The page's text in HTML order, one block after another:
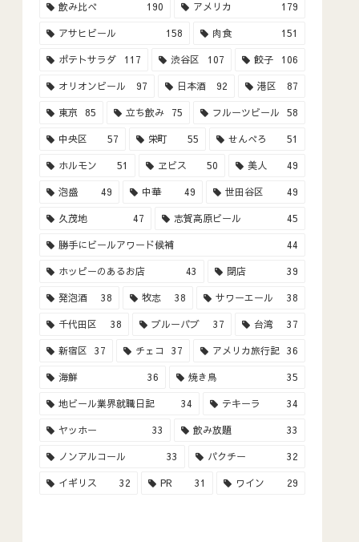
飲み比べ 190 アメリカ 179
アサヒビール 158 肉食 151
ポテトサラダ 117 渋谷区 107 餃子 106
オリオンビール 97 日本酒 92 港区 87
東京 85 立ち飲み 75 フルーツビール 58
中央区 57 栄町 55 せんべろ 51
ホルモン 51 ヱビス 50 美人 49
泡盛 49 中華 49 世田谷区 49
久茂地 47 志賀高原ビール 45
勝手にビールアワード候補 44
ホッピーのあるお店 43 閉店 39
発泡酒 38 牧志 38 サワーエール 38
千代田区 38 ブルーパブ 37 台湾 37
新宿区 37 チェコ 37 アメリカ旅行記 36
海鮮 36 焼き鳥 35
地ビール業界就職日記 34 テキーラ 34
ヤッホー 33 飲み放題 33
ノンアルコール 33 パクチー 32
イギリス 32 PR 31 ワイン 29